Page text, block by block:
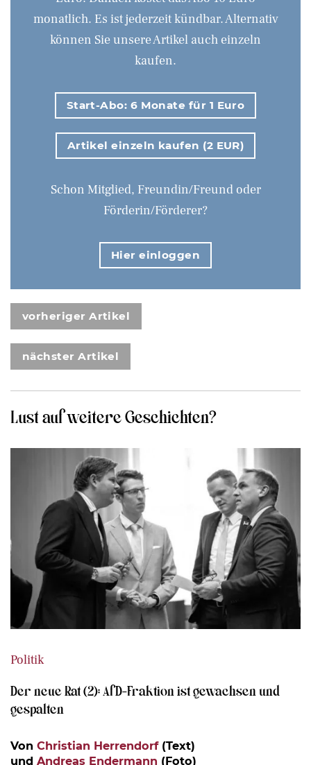
monatlich. Es ist jederzeit kündbar. Alternativ
können Sie unsere Artikel auch einzeln
kaufen.
Start-Abo: 6 Monate für 1 Euro
Artikel einzeln kaufen (2 EUR)
Schon Mitglied, Freundin/Freund oder
Förderin/Förderer?
Hier einloggen
vorheriger Artikel
nächster Artikel
Lust auf weitere Geschichten?
Politik
Der neue Rat (2): AfD-Fraktion ist gewachsen und
gespalten
Von Christian Herrendorf(Text)
und Andreas Endermann (Foto)